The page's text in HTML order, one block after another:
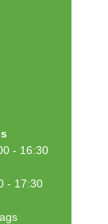
- 16:30
- 17:30